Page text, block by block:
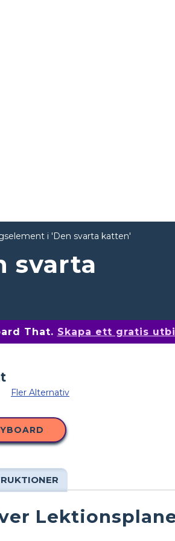
i 'Den svarta katten'
svarta
That. Skapa ett gratis
Fler Alternativ